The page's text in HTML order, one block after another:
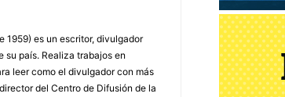
1959) es un escritor, divulgador
su país. Realiza trabajos en
leer como el divulgador con más
del Centro de Difusión de la